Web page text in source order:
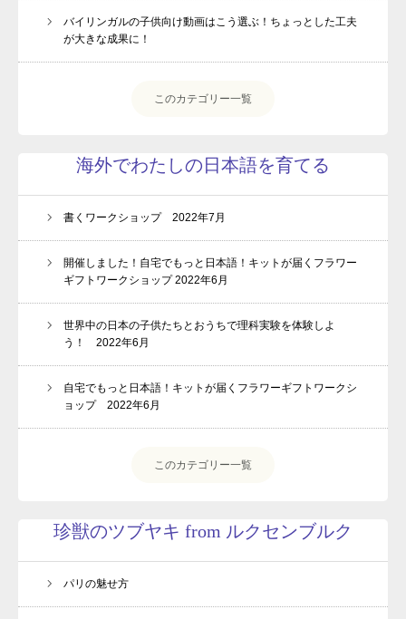
バイリンガルの子供向け動画はこう選ぶ！ちょっとした工夫
が大きな成果に！
このカテゴリー一覧
海外でわたしの日本語を育てる
書くワークショップ 2022年7月
開催しました！自宅でもっと日本語！キットが届くフラワー
ギフトワークショップ 2022年6月
世界中の日本の子供たちとおうちで理科実験を体験しよ
う！ 2022年6月
自宅でもっと日本語！キットが届くフラワーギフトワークシ
ョップ 2022年6月
このカテゴリー一覧
珍獣のツブヤキ from ルクセンブルク
パリの魅せ方